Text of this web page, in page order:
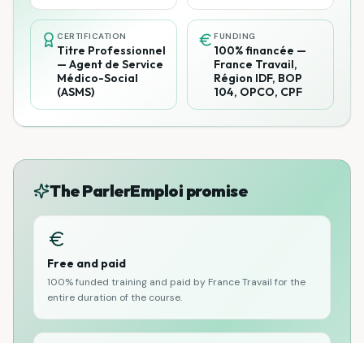
CERTIFICATION
Titre Professionnel
— Agent de Service
Médico-Social
(ASMS)
FUNDING
100% financée —
France Travail,
Région IDF, BOP
104, OPCO, CPF
The ParlerEmploi promise
Free and paid
100% funded training and paid by France Travail for the
entire duration of the course.